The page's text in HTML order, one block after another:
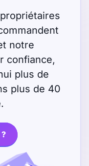
notre
confiance,
plus de
plus de 40